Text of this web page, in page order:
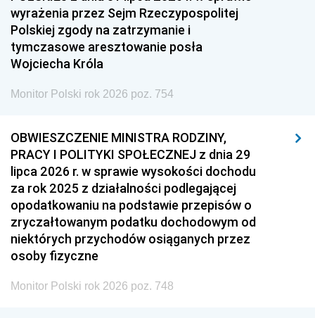
wyrażenia przez Sejm Rzeczypospolitej
Polskiej zgody na zatrzymanie i
tymczasowe aresztowanie posła
Wojciecha Króla
Monitor Polski rok 2026 poz. 754
OBWIESZCZENIE MINISTRA RODZINY,
PRACY I POLITYKI SPOŁECZNEJ z dnia 29
lipca 2026 r. w sprawie wysokości dochodu
za rok 2025 z działalności podlegającej
opodatkowaniu na podstawie przepisów o
zryczałtowanym podatku dochodowym od
niektórych przychodów osiąganych przez
osoby fizyczne
Monitor Polski rok 2026 poz. 748